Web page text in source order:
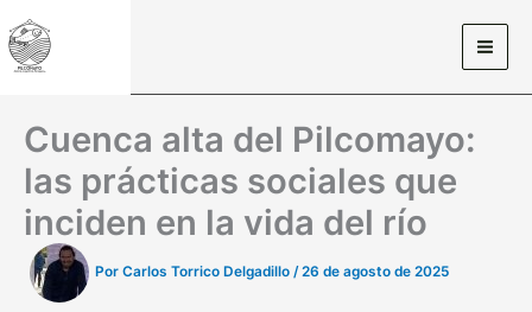
al
contenido
Cuenca alta del Pilcomayo:
las prácticas sociales que
inciden en la vida del río
Por Carlos Torrico Delgadillo /26 de agosto de 2025